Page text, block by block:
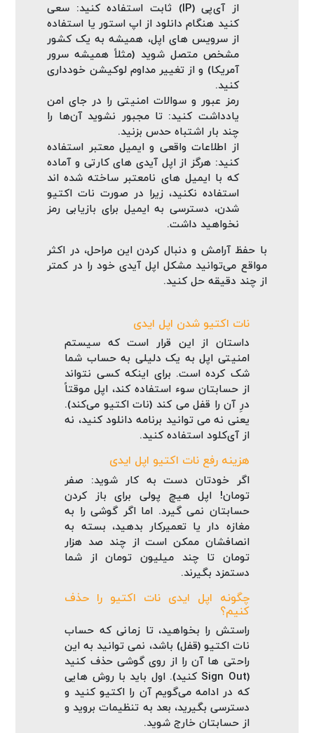
از آی‌پی (IP) ثابت استفاده کنید: سعی
کنید هنگام دانلود از اپ استور یا استفاده
از سرویس‌ های اپل، همیشه به یک کشور
مشخص متصل شوید (مثلاً همیشه سرور
آمریکا) و از تغییر مداوم لوکیشن خودداری
کنید.
رمز عبور و سوالات امنیتی را در جای امن
یادداشت کنید: تا مجبور نشوید آن‌ها را
چند بار اشتباه حدس بزنید.
از اطلاعات واقعی و ایمیل معتبر استفاده
کنید: هرگز از اپل آیدی‌ های کارتی و آماده
که با ایمیل‌ های نامعتبر ساخته شده‌ اند
استفاده نکنید، زیرا در صورت نات اکتیو
شدن، دسترسی به ایمیل برای بازیابی رمز
نخواهید داشت.
با حفظ آرامش و دنبال کردن این مراحل، در اکثر
مواقع می‌توانید مشکل اپل آیدی خود را در کمتر
از چند دقیقه حل کنید.
نات اکتیو شدن اپل ایدی
داستان از این قرار است که سیستم
امنیتی اپل به یک دلیلی به حساب شما
شک کرده است. برای اینکه کسی نتواند
از حسابتان سوء استفاده کند، اپل موقتاً
درِ آن را قفل می‌ کند (نات اکتیو می‌کند).
یعنی نه می‌ توانید برنامه دانلود کنید، نه
از آی‌کلود استفاده کنید.
هزینه رفع نات اکتیو اپل ایدی
اگر خودتان دست به کار شوید: صفر
تومان! اپل هیچ پولی برای باز کردن
حسابتان نمی‌ گیرد. اما اگر گوشی را به
مغازه‌ دار یا تعمیرکار بدهید، بسته به
انصافشان ممکن است از چند صد هزار
تومان تا چند میلیون تومان از شما
دستمزد بگیرند.
چگونه اپل ایدی نات اکتیو را حذف
کنیم؟
راستش را بخواهید، تا زمانی که حساب
نات اکتیو (قفل) باشد، نمی‌ توانید به این
راحتی‌ ها آن را از روی گوشی حذف کنید
(Sign Out کنید). اول باید با روش‌ هایی
که در ادامه می‌گویم آن را اکتیو کنید و
دسترسی بگیرید، بعد به تنظیمات بروید و
از حسابتان خارج شوید.